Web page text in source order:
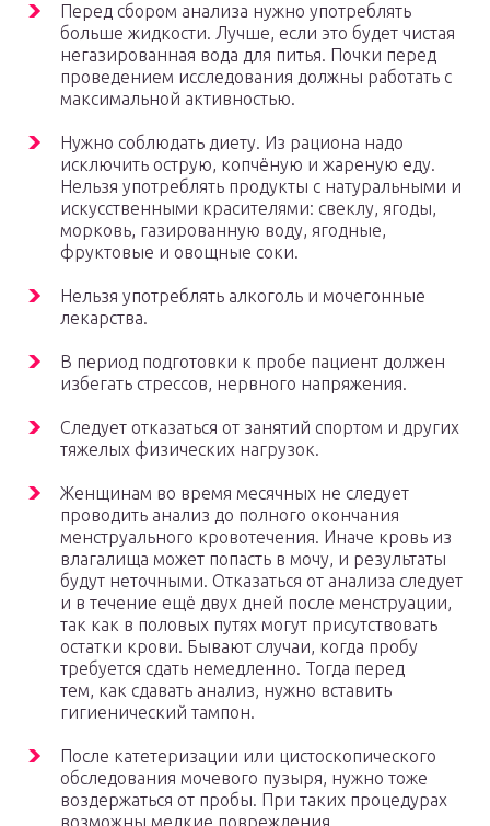
Перед сбором анализа нужно употреблять
больше жидкости. Лучше, если это будет чистая
негазированная вода для питья. Почки перед
проведением исследования должны работать с
максимальной активностью.
Нужно соблюдать диету. Из рациона надо
исключить острую, копчёную и жареную еду.
Нельзя употреблять продукты с натуральными и
искусственными красителями: свеклу, ягоды,
морковь, газированную воду, ягодные,
фруктовые и овощные соки.
Нельзя употреблять алкоголь и мочегонные
лекарства.
В период подготовки к пробе пациент должен
избегать стрессов, нервного напряжения.
Следует отказаться от занятий спортом и других
тяжелых физических нагрузок.
Женщинам во время месячных не следует
проводить анализ до полного окончания
менструального кровотечения. Иначе кровь из
влагалища может попасть в мочу, и результаты
будут неточными. Отказаться от анализа следует
и в течение ещё двух дней после менструации,
так как в половых путях могут присутствовать
остатки крови. Бывают случаи, когда пробу
требуется сдать немедленно. Тогда перед
тем, как сдавать анализ, нужно вставить
гигиенический тампон.
После катетеризации или цистоскопического
обследования мочевого пузыря, нужно тоже
воздержаться от пробы. При таких процедурах
возможны мелкие повреждения